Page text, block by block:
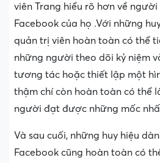
viên Trang hiểu rõ hơn về
Facebook của họ .Với những
quản trị viên hoàn toàn có thể
những người theo dõi kỷ niệm
tương tác hoặc thiết lập một
thậm chí còn hoàn toàn có thể
người đạt được những mốc
Và sau cuối, những huy hiệu
Facebook cũng hoàn toàn có